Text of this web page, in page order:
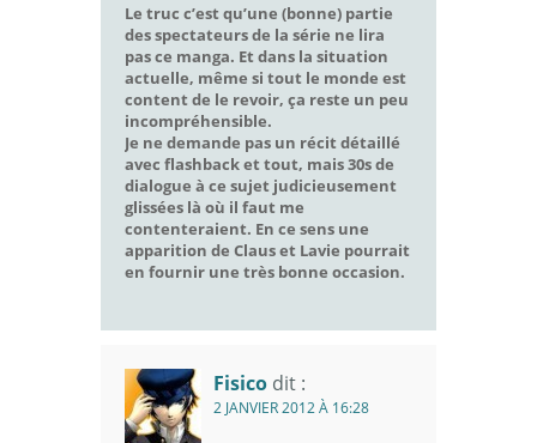
Le truc c’est qu’une (bonne) partie
des spectateurs de la série ne lira
pas ce manga. Et dans la situation
actuelle, même si tout le monde est
content de le revoir, ça reste un peu
incompréhensible.
Je ne demande pas un récit détaillé
avec flashback et tout, mais 30s de
dialogue à ce sujet judicieusement
glissées là où il faut me
contenteraient. En ce sens une
apparition de Claus et Lavie pourrait
en fournir une très bonne occasion.
Fisico dit :
2 JANVIER 2012 À 16:28